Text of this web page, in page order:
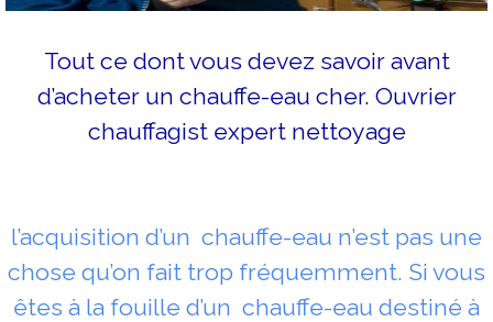
Tout ce dont vous devez savoir avant
d’acheter un chauffe-eau cher. Ouvrier
chauffagist expert nettoyage
l’acquisition d’un chauffe-eau n’est pas une
chose qu’on fait trop fréquemment. Si vous
êtes à la fouille d’un chauffe-eau destiné à